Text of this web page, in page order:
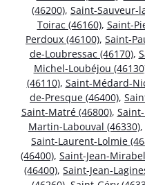
(46200), Saint-Sauveur-
Toirac (46160), Saint-
Perdoux (46100), Saint-
de-Loubressac (46170),
Michel-Loubéjou
(46110), Saint-Médard-
de-Presque (46400),
Saint-Matré (46800),
Martin-Labouval (46330),
Saint-Laurent-Lolmie
(46400), Saint-Jean-
(46400), Saint-Jean-